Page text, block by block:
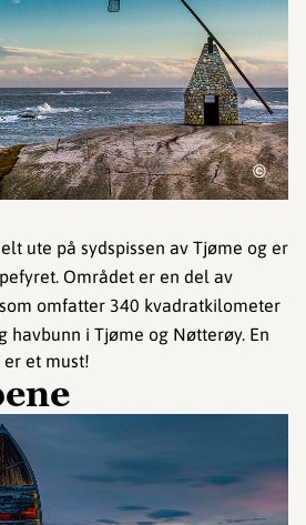
©
ute på sydspissen av Tjøme og er
Området er en del av
som omfatter 340 kvadratkilometer
havbunn i Tjøme og Nøtterøy. En
et must!